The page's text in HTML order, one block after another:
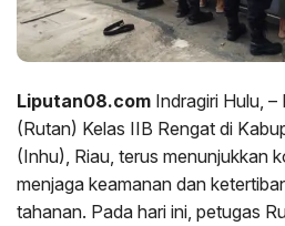
Liputan08.com Indragiri Hulu,
(Rutan) Kelas IIB Rengat di
(Inhu), Riau, terus menunjukkan
menjaga keamanan dan
tahanan. Pada hari ini, petugas